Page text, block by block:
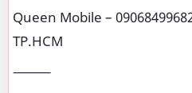
Queen Mobile –
TP.HCM
⸻